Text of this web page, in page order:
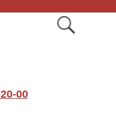
00